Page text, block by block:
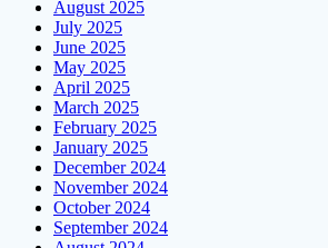
August 2025
July 2025
June 2025
May 2025
April 2025
March 2025
February 2025
January 2025
December 2024
November 2024
October 2024
September 2024